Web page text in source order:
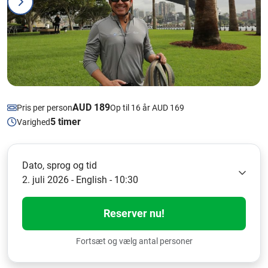
Pris per personAUD 189Op til 16 år AUD 169
Varighed5 timer
Dato, sprog og tid
2. juli 2026 - English - 10:30
Reserver nu!
Fortsæt og vælg antal personer